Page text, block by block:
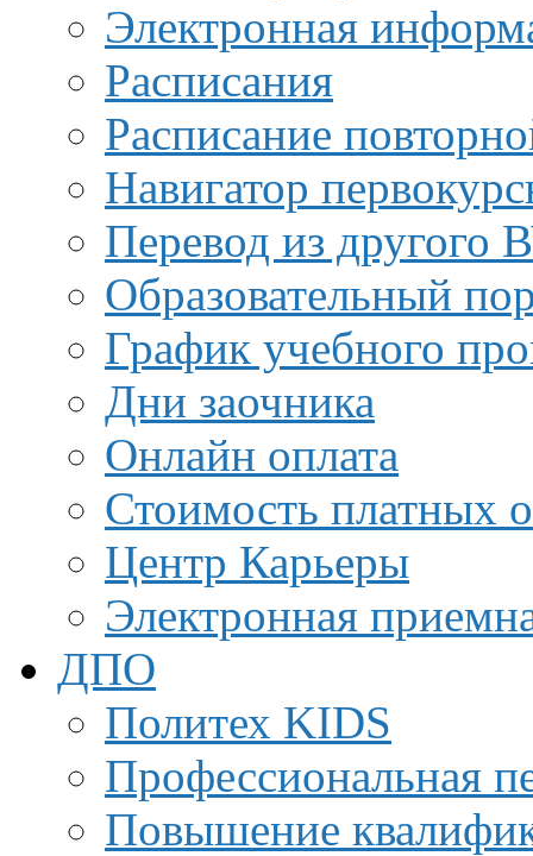
Электронная
Расписания
Расписание
Навигатор
Перевод из другого
Образовательный
График учебного
Дни заочника
Онлайн оплата
Стоимость платных
Центр Карьеры
Электронная
ДПО
Политех KIDS
Профессиональная
Повышение